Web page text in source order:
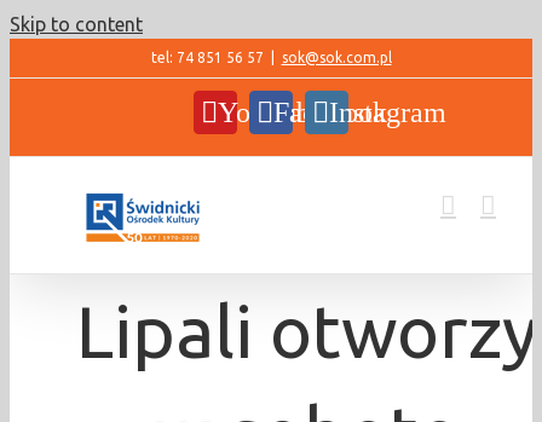
Skip to content
tel: 74 851 56 57 sok@sok.com.pl
YouTubeFacebookInstagram
Lipali otworzy